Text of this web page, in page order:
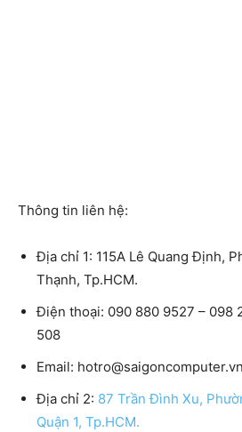
Thông tin liên hệ:
Địa chỉ 1: 115A Lê Quang Định,
Thạnh, Tp.HCM.
Điện thoại: 090 880 9527 – 098
508
Email: hotro@saigoncomputer.vn
Địa chỉ 2: 87 Trần Đình Xu,
Quận 1, Tp.HCM.